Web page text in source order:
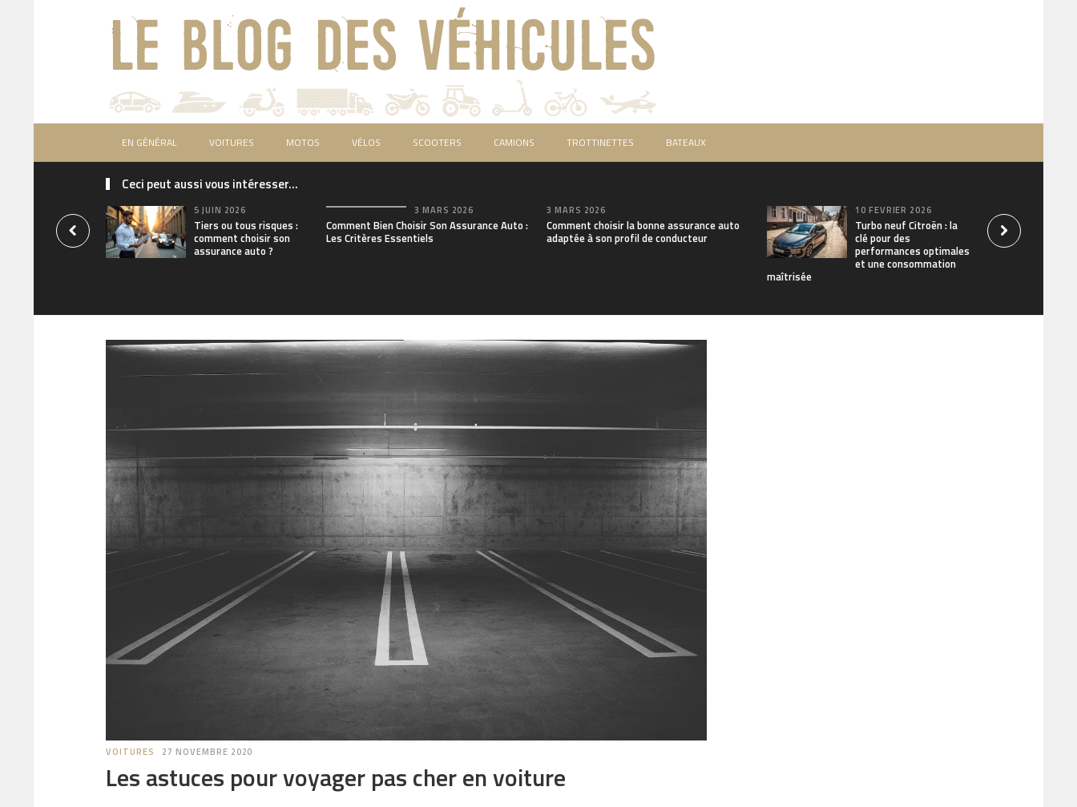
EN GÉNÉRAL VOITURES MOTOS VÉLOS SCOOTERS CAMIONS TROTTINETTES BATEAUX
Ceci peut aussi vous intéresser...
5 JUIN 2026
Tiers ou tous risques :
comment choisir son
assurance auto ?
3 MARS 2026
Comment Bien Choisir Son Assurance Auto :
Les Critères Essentiels
3 MARS 2026
Comment choisir la bonne assurance auto
adaptée à son profil de conducteur
10 FÉVRIER 2026
Turbo neuf Citroën : la
clé pour des
performances optimales
et une consommation
maîtrisée
VOITURES 27 NOVEMBRE 2020
Les astuces pour voyager pas cher en voiture